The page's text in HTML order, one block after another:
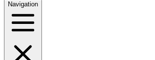
Navigation